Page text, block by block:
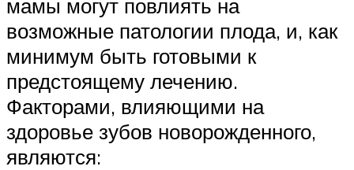
мамы могут повлиять на
возможные патологии плода, и, как
минимум быть готовыми к
предстоящему лечению.
Факторами, влияющими на
здоровье зубов новорожденного,
являются: